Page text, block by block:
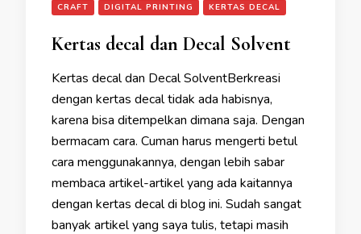
CRAFT DIGITAL PRINTING KERTAS DECAL
Kertas decal dan Decal Solvent
Kertas decal dan Decal SolventBerkreasi
dengan kertas decal tidak ada habisnya,
karena bisa ditempelkan dimana saja. Dengan
bermacam cara. Cuman harus mengerti betul
cara menggunakannya, dengan lebih sabar
membaca artikel-artikel yang ada kaitannya
dengan kertas decal di blog ini. Sudah sangat
banyak artikel yang saya tulis, tetapi masih